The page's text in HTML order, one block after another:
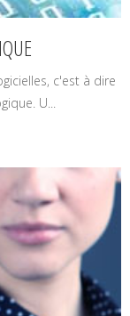
c'est à dire
U...